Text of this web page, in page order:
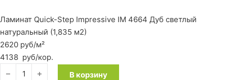
Ламинат Quick-Step Impressive IM 4664 Дуб светлый
натуральный (1,835 м2)
2620 руб/м²
4138 руб/кор.
Количество товара Ламинат Quick-Step Impressive IM 4664
В корзину